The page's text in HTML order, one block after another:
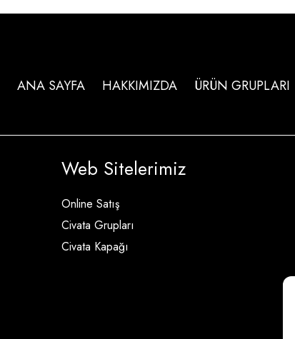
ANA SAYFA HAKKIMIZDA ÜRÜN GRUPLARI
Web Sitelerimiz
Online Satış
Civata Grupları
Civata Kapağı